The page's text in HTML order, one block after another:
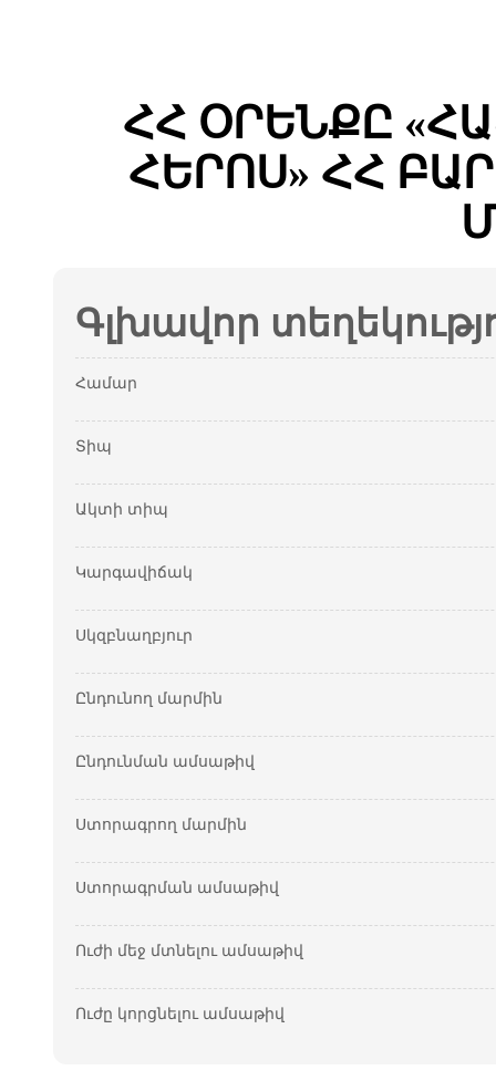
ՀՀ ՕՐԵՆՔԸ
ՀԵՐՈՍ» ՀՀ
Գլխավոր
Համար
Տիպ
Ակտի տիպ
Կարգավիճակ
Սկզբնաղբյուր
Ընդունող մարմին
Ընդունման ամսաթիվ
Ստորագրող մարմին
Ստորագրման ամսաթիվ
Ուժի մեջ մտնելու ամսաթիվ
Ուժը կորցնելու ամսաթիվ